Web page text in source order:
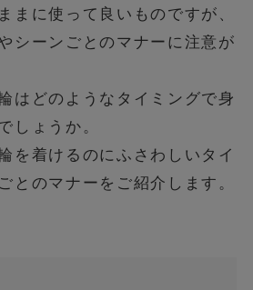
まに使って良いものですが、
シーンごとのマナーに注意が
はどのようなタイミングで身
しょうか。
を着けるのにふさわしいタイ
とのマナーをご紹介します。